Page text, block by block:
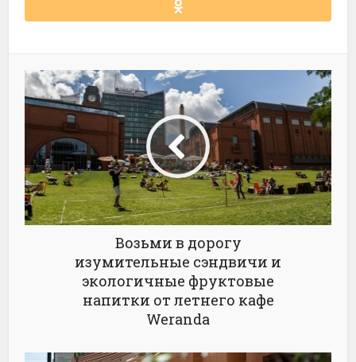
Возьми в дорогу
изумительные сэндвичи и
экологичные фруктовые
напитки от летнего кафе
Weranda